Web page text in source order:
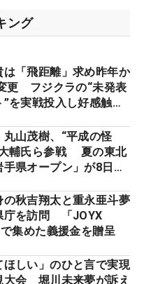
ング
は「飛距離」求め昨年か
更 フジクラの“未発表
”を実戦投入し好感触
ネタ！】
丸山茂樹、“平成の怪
輔氏ら参戦 夏の東北
県オープン」が8日開
の秋吉翔太と重永亜斗夢
庁を訪問 「JOYX
集めた義援金を贈呈
ほしい」のひと言で実現
大会 堀川未来夢が訴え